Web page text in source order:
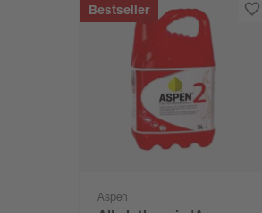
Bestseller
Aspen